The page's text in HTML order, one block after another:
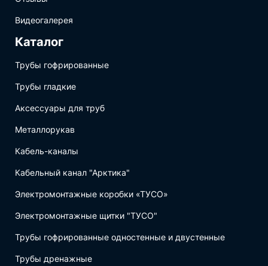
Видеогалерея
Каталог
Трубы гофрированные
Трубы гладкие
Аксессуары для труб
Металлорукав
Кабель-каналы
Кабельный канал "Арктика"
Электромонтажные коробки «ТУСО»
Электромонтажные щитки "ТУСО"
Трубы гофрированные одностенные и двустенные
Трубы дренажные